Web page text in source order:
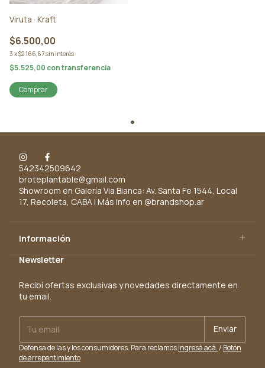
Viruta · Kraft
$6.500,00
3 x$2.166,67sin interés
$5.525,00 contransferencia
542342509642
broteplantable@gmail.com
Showroom en Galería Via Bianca: Av. Santa Fe 1544, Local
17, Recoleta, CABA | Más info en @brandshop.ar
Información
Newsletter
Recibí ofertas exclusivas y novedades directamente en
tu email.
Defensa de las y los consumidores. Para reclamosingresá acá./ Botón
de arrepentimiento